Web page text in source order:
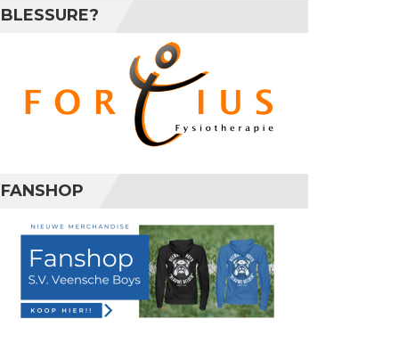
2026
2026
2026
2026
BLESSURE?
FANSHOP